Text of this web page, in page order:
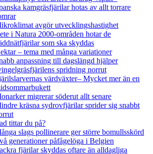
kamgräsfjärilar hotas av allt torrare
avgör utvecklingshastighet
i Natura 2000-områden hotar de
som ska skyddas
– tema med många variationer
anpassning till dagslängd hjälper
spridning norrut
värdväxter– Mycket mer än en
migrerar söderut allt senare
kräsna sydrovfjärilar sprider sig snabbt
tittar du på?
slags pollinerare ger större bomullsskörd
generationer påfågelöga i Belgien
fjärilar skyddas oftare än alldagliga